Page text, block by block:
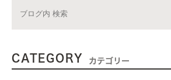
CATEGORY カテゴリー